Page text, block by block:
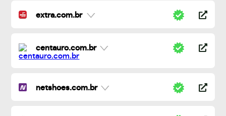
extra.com.br
centauro.com.br
netshoes.com.br